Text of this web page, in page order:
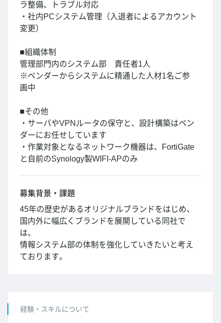
ラ整備、トラブル対応
・社内PCシステム管理（入退者によるアカウント
変更）
■組織体制
管理部門内のシステム部 責任者1人
※ベンダーからシステムに精通した人材1名ご参
画中
■その他
・サーバやVPNルータの保守と、設計構築はベン
ダーにお任せしています
・作業対象となるネットワーク機器は、FortiGate
と自前のSynology製WIFI-APのみ
募集背景・課題
45年の歴史があるオリジナルブランドをはじめ、
国内外に幅広くブランドを展開している同社で
は、
情報システム部の体制を強化していきたいと考え
ております。
経験・スキルについて